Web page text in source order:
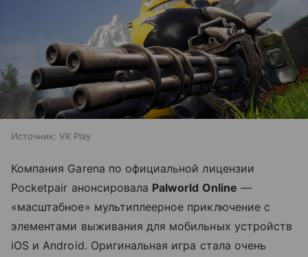
Источник: VK Play
Компания Garena по официальной лицензии
Pocketpair анонсировала Palworld Online —
«масштабное» мультиплеерное приключение с
элементами выживания для мобильных устройств
iOS и Android. Оригинальная игра стала очень